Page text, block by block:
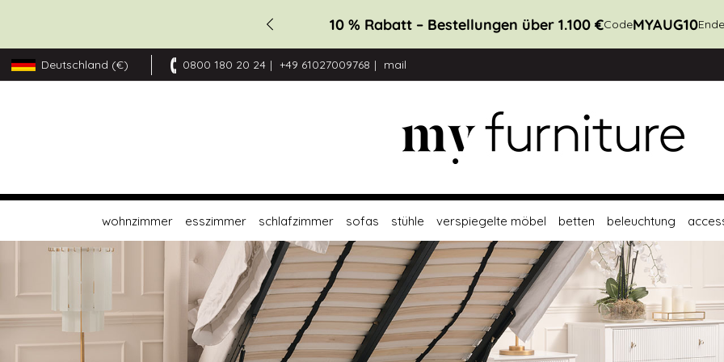
10 % Rabatt – Bestellungen über 1.100 €CodeMYAUG10
Deutschland (€) 0800 180 20 24 +49 61027009768 mail
Zum
wohnzimmer esszimmer schlafzimmer sofas stühle verspiegelte möbel betten beleuchtung